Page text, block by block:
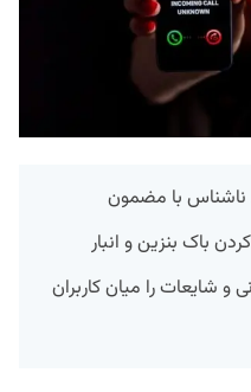
با مضمون
باک بنزین و انبار
شایعات را میان کاربران